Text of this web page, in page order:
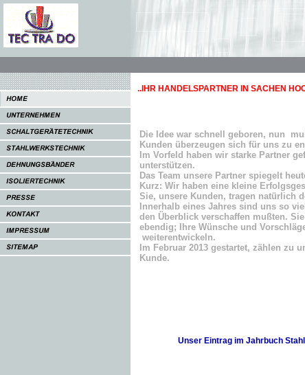
..IHR HANDELSPARTNER IN SACHEN
Die Idee war schnell geboren, nun
Kunden überzeugen sich für uns zu
Im Vorfeld haben wir starke Partner
unterstützen.
Das Team unsere Partner spiegelt
Kurz: Wir haben eine kleine
Sie, unsere Kunden, tragen natürlich
Innerhalb eines Jahres sind uns so
den Überblick verschaffen mußten.
ebendig; Ihre Wünsche und
weiterentwickeln.
Im Februar 2013 gestartet, zählen zu
Kunde.
Unser Eintrag im Jahrbuch